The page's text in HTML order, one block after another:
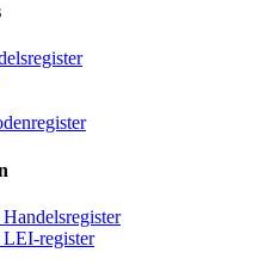
LEI-register